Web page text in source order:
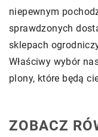
niepewnym
sprawdzonych
sklepach
Właściwy wybór
plony, które będą
ZOBACZ